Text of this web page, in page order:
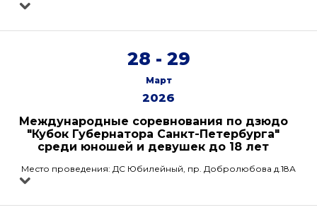
28 - 29
Март
2026
Международные соревнования по дзюдо
"Кубок Губернатора Санкт-Петербурга"
среди юношей и девушек до 18 лет
Место проведения: ДС Юбилейный, пр. Добролюбова д.18А